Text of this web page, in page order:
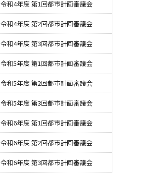
令和4年度 第1回都市計画審議会
令和4年度 第2回都市計画審議会
令和4年度 第3回都市計画審議会
令和5年度 第1回都市計画審議会
令和5年度 第2回都市計画審議会
令和5年度 第3回都市計画審議会
令和6年度 第1回都市計画審議会
令和6年度 第2回都市計画審議会
令和6年度 第3回都市計画審議会